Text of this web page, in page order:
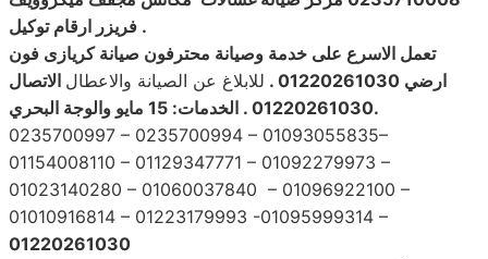
فريزر ارقام توكيل .
تعمل الاسرع على خدمة وصيانة محترفون صيانة كريازى فون
ارضي 01220261030
. للابلاغ عن الصيانة والاعطال الاتصال
01220261030 . الخدمات: 15 مايو
والوجة البحري
.
0235700997 – 0235700994 – 01093055835–
01154008110 – 01129347771 – 01092279973 –
01023140280 – 01060037840 – 01096922100 –
01010916814 – 01223179993 -01095999314 –
01220261030